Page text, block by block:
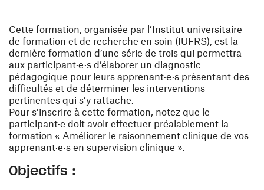
Cette formation, organisée par l’Institut universitaire
de formation et de recherche en soin (IUFRS), est la
dernière formation d’une série de trois qui permettra
aux participant·e·s d’élaborer un diagnostic
pédagogique pour leurs apprenant·e·s présentant des
difficultés et de déterminer les interventions
pertinentes qui s’y rattache.
Pour s’inscrire à cette formation, notez que le
participant·e doit avoir effectuer préalablement la
formation « Améliorer le raisonnement clinique de vos
apprenant·e·s en supervision clinique ».
Objectifs :